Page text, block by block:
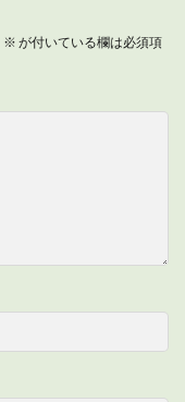
※ が付いている欄は必須項